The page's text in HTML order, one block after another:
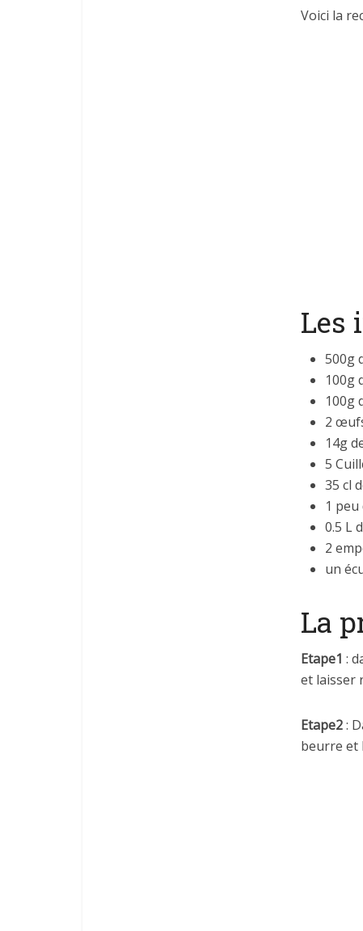
Voici la
Les
500g
100g
100g
2
14g
5
35 cl
1 peu
0.5 L
2
un
La
Etape1 :
et laisser
Etape2:
beurre et